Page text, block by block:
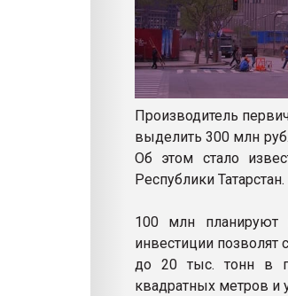
Производитель
выделить 300 млн
Об этом стало
Республики Татарстан.
100 млн планируют
инвестиции позволят
до 20 тыс. тонн в
квадратных метров и